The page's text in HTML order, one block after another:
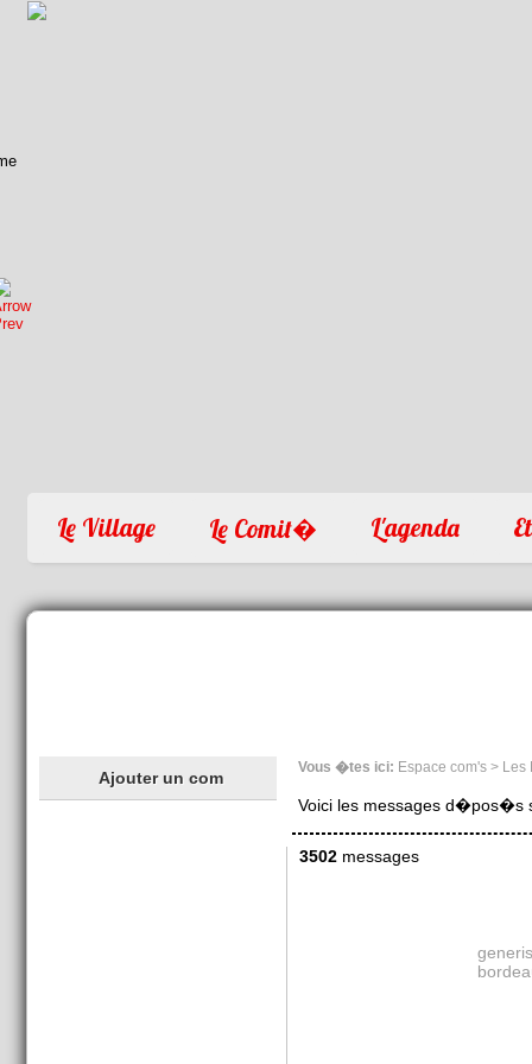
Le Village Le Comit� L'agenda
Vous �tes ici: Espace com's > Les
Voici les messages d�pos�s
3502messages
Ajouter un com